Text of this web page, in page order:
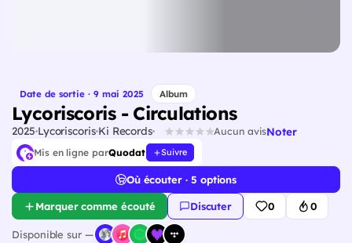
Date de sortie · 9 mai 2025 Album
Lycoriscoris - Circulations
2025 LycoriscorisKi Records Aucun avisNoter
Mis en ligne parQuodat Suivre
Où écouter · 5 options
Marquer comme écouté Discuter 0 0
Disponible sur —